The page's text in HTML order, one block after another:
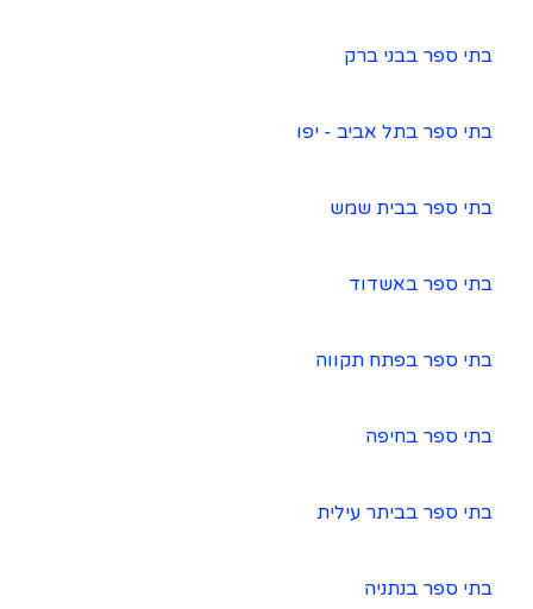
בתי ספר בבני ברק
בתי ספר בתל אביב - יפו
בתי ספר בבית שמש
בתי ספר באשדוד
בתי ספר בפתח תקווה
בתי ספר בחיפה
בתי ספר בביתר עילית
בתי ספר בנתניה